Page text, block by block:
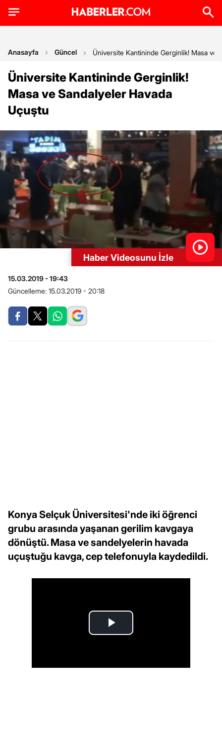
Anasayfa Güncel Üniversite Kantininde Gerginlik! Masa ve
Üniversite Kantininde Gerginlik!
Masa ve Sandalyeler Havada
Uçuştu
Haber Videosunu İzle
15.03.2019 - 19:43
Güncelleme: 15.03.2019 - 20:18
Konya Selçuk Üniversitesi'nde iki öğrenci
grubu arasında yaşanan gerilim kavgaya
dönüştü. Masa ve sandelyelerin havada
uçuştuğu kavga, cep telefonuyla kaydedildi.